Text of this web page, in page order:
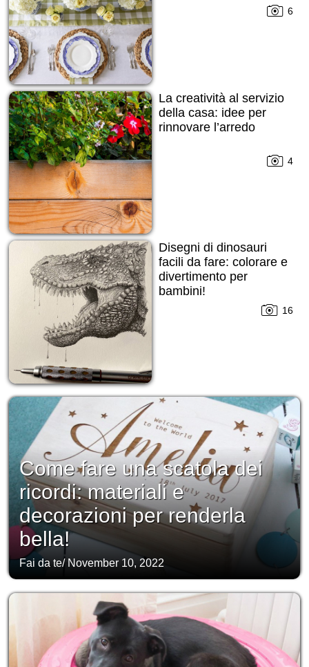
6
La creatività al servizio
della casa: idee per
rinnovare l’arredo
4
Disegni di dinosauri
facili da fare: colorare e
divertimento per
bambini!
16
Come fare una scatola dei
ricordi: materiali e
decorazioni per renderla
bella!
Fai da te/ November 10, 2022